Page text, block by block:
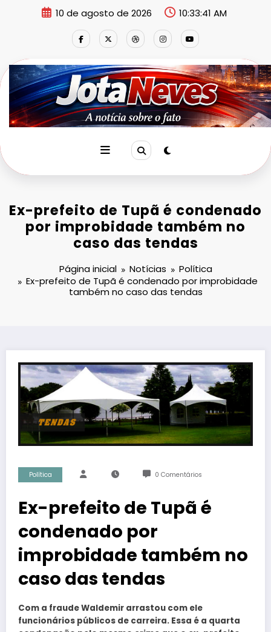
10 de agosto de 2026 10:33:41 AM
Ex-prefeito de Tupã é condenado
por improbidade também no
caso das tendas
Página inicial Notícias
Política
Ex-prefeito de Tupã é condenado por improbidade
também no caso das tendas
Política 0 Comentários
Ex-prefeito de Tupã é
condenado por
improbidade também no
caso das tendas
Com a fraude Waldemir arrastou com ele
funcionários públicos de carreira. Essa é a quarta